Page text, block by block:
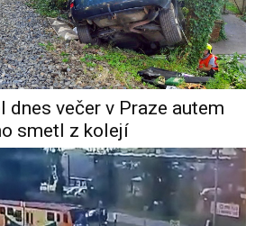
dnes večer v Praze autem
smetl z kolejí